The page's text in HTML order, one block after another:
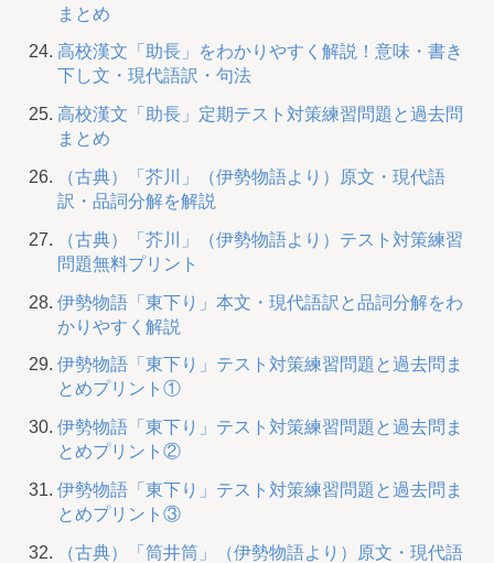
まとめ
高校漢文「助長」をわかりやすく解説！意味・書き
下し文・現代語訳・句法
高校漢文「助長」定期テスト対策練習問題と過去問
まとめ
（古典）「芥川」（伊勢物語より）原文・現代語
訳・品詞分解を解説
（古典）「芥川」（伊勢物語より）テスト対策練習
問題無料プリント
伊勢物語「東下り」本文・現代語訳と品詞分解をわ
かりやすく解説
伊勢物語「東下り」テスト対策練習問題と過去問ま
とめプリント①
伊勢物語「東下り」テスト対策練習問題と過去問ま
とめプリント②
伊勢物語「東下り」テスト対策練習問題と過去問ま
とめプリント③
（古典）「筒井筒」（伊勢物語より）原文・現代語